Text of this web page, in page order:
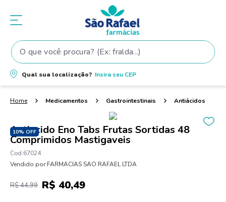
O que você procura? (Ex: fralda...)
Qual sua localização? Insira seu CEP
Medicamentos Gastrointestinais Antiácidos
10% OFF
Antiacido Eno Tabs Frutas Sortidas 48
Comprimidos Mastigaveis
67024
Vendido por:FARMACIAS SAO RAFAEL LTDA
R$44,99 R$ 40,49
Termos mais buscados
1º fralda
shampoo
4º teste gravidez
5º elseve
6º dove
7º protetor solar